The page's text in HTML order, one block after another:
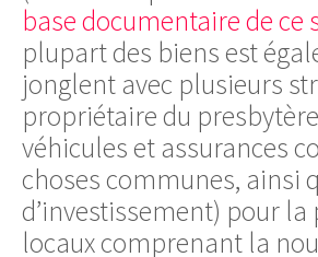
base documentaire de ce
plupart des biens est
jonglent avec plusieurs
propriétaire du
véhicules et assurances
choses communes, ainsi
d’investissement) pour la
locaux comprenant la